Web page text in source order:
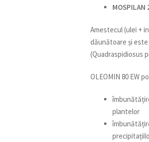
MOSPILAN
Amestecul (ulei +
dăunătoare și
(Quadraspidiosus
OLEOMIN 80 EW
plantelor